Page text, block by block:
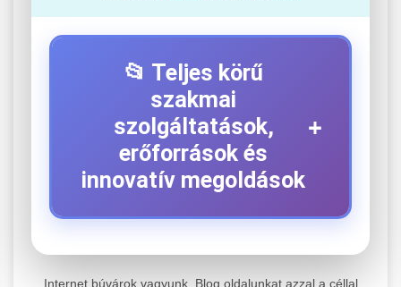
📂 Teljes körű
szakmai
szolgáltatások,
erőforrások és
innovatív megoldások
+
+
Internet búvárok vagyunk. Blog oldalunkat azzal a céllal